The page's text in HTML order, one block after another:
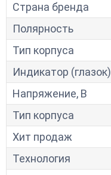
Страна бренда
Полярность
Тип корпуса
Индикатор (глазок)
Напряжение, В
Тип корпуса
Хит продаж
Технология